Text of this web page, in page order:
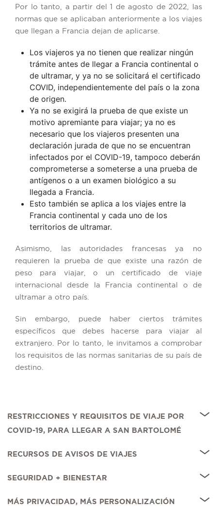
Por lo tanto, a partir del 1 de agosto de 2022, las
normas que se aplicaban anteriormente a los viajes
que llegan a Francia dejan de aplicarse.
Los viajeros ya no tienen que realizar ningún
trámite antes de llegar a Francia continental o
de ultramar, y ya no se solicitará el certificado
COVID, independientemente del país o la zona
de origen.
Ya no se exigirá la prueba de que existe un
motivo apremiante para viajar; ya no es
necesario que los viajeros presenten una
declaración jurada de que no se encuentran
infectados por el COVID-19, tampoco deberán
comprometerse a someterse a una prueba de
antígenos o a un examen biológico a su
llegada a Francia.
Esto también se aplica a los viajes entre la
Francia continental y cada uno de los
territorios de ultramar.
Asimismo, las autoridades francesas ya no
requieren la prueba de que existe una razón de
peso para viajar, o un certificado de viaje
internacional desde la Francia continental o de
ultramar a otro país.
Sin embargo, puede haber ciertos trámites
específicos que debes hacerse para viajar al
extranjero. Por lo tanto, le invitamos a comprobar
los requisitos de las normas sanitarias de su país de
destino.
RESTRICCIONES Y REQUISITOS DE VIAJE POR
COVID-19, PARA LLEGAR A SAN BARTOLOMÉ
RECURSOS DE AVISOS DE VIAJES
SEGURIDAD + BIENESTAR
MÁS PRIVACIDAD, MÁS PERSONALIZACIÓN